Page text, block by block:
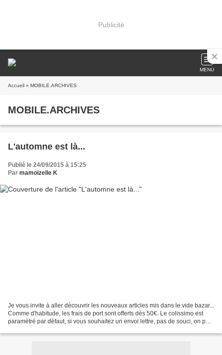
Publicité
MENU
Accueil » MOBILE.ARCHIVES
MOBILE.ARCHIVES
L'automne est là...
Publié le 24/09/2015 à 15:25
Par mamoizelle K
Je vous invite à aller découvrir les nouveaux articles mis dans le vide bazar...
Comme d'habitude, les frais de port sont offerts dès 50€. Le colissimo est
paramètré par défaut, si vous souhaitez un envoi lettre, pas de souci, on peut